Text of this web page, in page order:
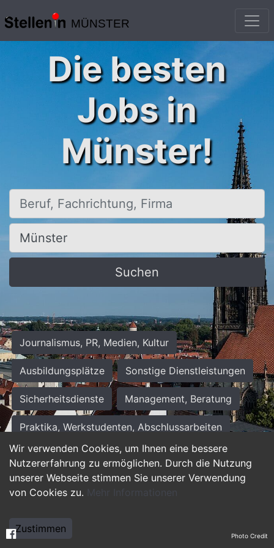
MÜNSTER
Wir verwenden Cookies, um Ihnen eine bessere
Nutzererfahrung zu ermöglichen. Durch die Nutzung
unserer Webseite stimmen Sie unserer Verwendung
von Cookies zu. Mehr Informationen
Zustimmen
Die besten
Jobs in
Münster!
Beruf, Fachrichtung, Firma
Ort, Stadt
Suchen
Journalismus, PR, Medien, Kultur
Ausbildungsplätze Sonstige Dienstleistungen
Sicherheitsdienste Management, Beratung
Praktika, Werkstudenten, Abschlussarbeiten
Personalwesen Assistenz, Sekretariat
Hilfskräfte, Aushilfs- und Nebenjobs
Weiterbildung, Studium, duale Ausbildung Photo Credit